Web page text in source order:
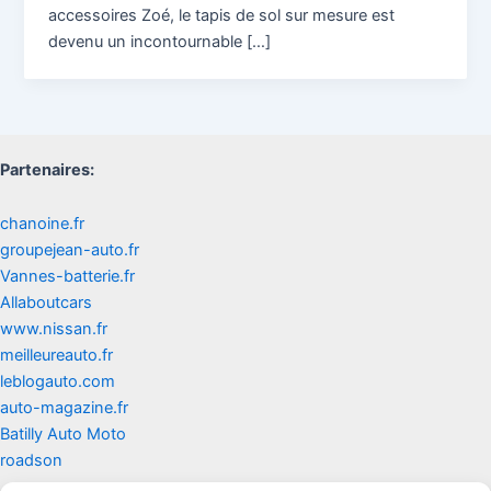
accessoires Zoé, le tapis de sol sur mesure est
devenu un incontournable […]
Partenaires:
chanoine.fr
groupejean-auto.fr
Vannes-batterie.fr
Allaboutcars
www.nissan.fr
meilleureauto.fr
leblogauto.com
auto-magazine.fr
Batilly Auto Moto
roadson